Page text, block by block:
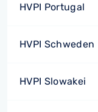
HVPI Portugal
HVPI Schweden
HVPI Slowakei